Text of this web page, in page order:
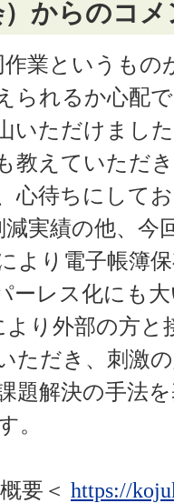
からのコ
業というもの
られるか心配
いただけまし
教えていただ
心待ちにして
実績の他、
より電子帳簿
ーレス化にも
り外部の方と
ただき、刺激
題解決の手法
。
要 ＜ https://